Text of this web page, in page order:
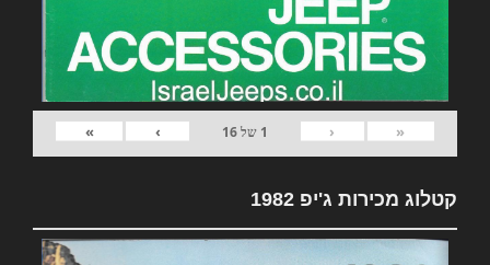
«
‹
1 של16
›
»
קטלוג מכירות ג'יפ 1982